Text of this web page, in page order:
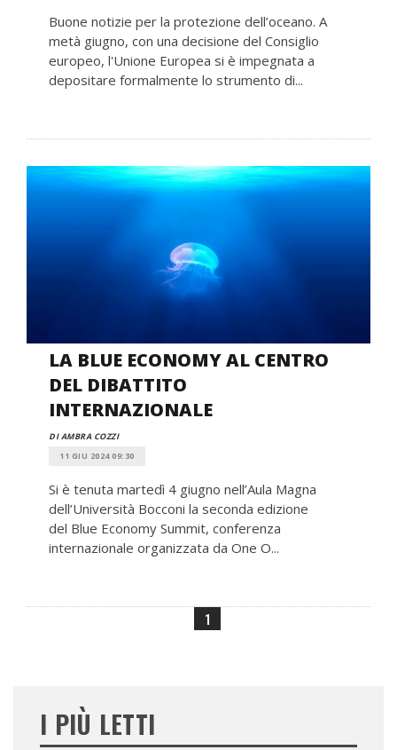
Buone notizie per la protezione dell’oceano. A
metà giugno, con una decisione del Consiglio
europeo, l'Unione Europea si è impegnata a
depositare formalmente lo strumento di...
LA BLUE ECONOMY AL CENTRO
DEL DIBATTITO
INTERNAZIONALE
DI AMBRA COZZI
11 GIU 2024 09:30
Si è tenuta martedì 4 giugno nell’Aula Magna
dell’Università Bocconi la seconda edizione
del Blue Economy Summit, conferenza
internazionale organizzata da One O...
1
I PIÙ LETTI